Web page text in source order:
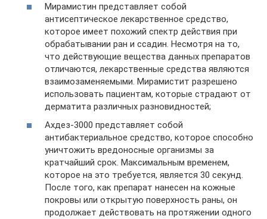
Мирамистин представляет собой
антисептическое лекарственное средство,
которое имеет похожий спектр действия при
обрабатывании ран и ссадин. Несмотря на то,
что действующие вещества данных препаратов
отличаются, лекарственные средства являются
взаимозаменяемыми. Мирамистит разрешено
использовать пациентам, которые страдают от
дерматита различных разновидностей;
Ахдез-3000 представляет собой
антибактериальное средство, которое способно
уничтожить вредоносные организмы за
кратчайший срок. Максимальным временем,
которое на это требуется, является 30 секунд.
После того, как препарат нанесен на кожные
покровы или открытую поверхность раны, он
продолжает действовать на протяжении одного